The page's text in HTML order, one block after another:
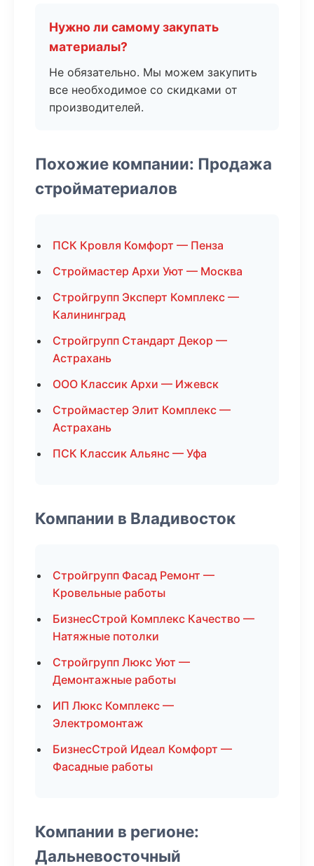
Нужно ли самому закупать
материалы?
Не обязательно. Мы можем закупить
все необходимое со скидками от
производителей.
Похожие компании: Продажа
стройматериалов
ПСК Кровля Комфорт — Пенза
Строймастер Архи Уют — Москва
Стройгрупп Эксперт Комплекс —
Калининград
Стройгрупп Стандарт Декор —
Астрахань
ООО Классик Архи — Ижевск
Строймастер Элит Комплекс —
Астрахань
ПСК Классик Альянс — Уфа
Компании в Владивосток
Стройгрупп Фасад Ремонт —
Кровельные работы
БизнесСтрой Комплекс Качество —
Натяжные потолки
Стройгрупп Люкс Уют —
Демонтажные работы
ИП Люкс Комплекс —
Электромонтаж
БизнесСтрой Идеал Комфорт —
Фасадные работы
Компании в регионе:
Дальневосточный